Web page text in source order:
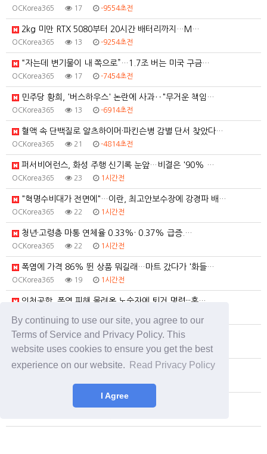
By continuing to use our site, you agree to our
Terms of Service and Privacy Policy. This
website uses cookies to ensure you get the best
experience on our website.
Read Privacy Policy
I Agree
OCKorea365 17 -9554초전
2kg 미만 RTX 5080부터 20시간 배터리까지…M…
OCKorea365 13 -9254초전
“자는데 변기물이 내 쪽으로”…1.7조 버는 미국 구금…
OCKorea365 17 -7454초전
민주당 황희, '버스하우스' 논란에 사과‥"무거운 책임…
OCKorea365 13 -6914초전
혈액 속 단백질로 알츠하이머·파킨슨병 감별 단서 찾았다…
OCKorea365 21 -4814초전
퍼서비어런스, 화성 주행 신기록 눈앞…비결은 '90% …
OCKorea365 23 1시간전
"혁명수비대가 전면에"…이란, 최고안보수장에 강경파 배…
OCKorea365 22 1시간전
청년·고령층 마통 연체율 0.33%· 0.37% 급증.…
OCKorea365 22 1시간전
폭염에 가격 86% 뛴 상품 뭐길래…마트 갔다가 '화들…
OCKorea365 19 1시간전
인천공항, 폭염 피해 몰려온 노숙자에 퇴거 명령···홈…
李대통령 지지율 43.3%... 4주째 하락해 ‘취임 …
OCKorea365 21 4시간전
'ISA·주가누르기 방지법' 전면 재검토…반복되는 주식…
“결국 주식 전문가들도 전혀 모른다”…속썩이는 ‘반도체…